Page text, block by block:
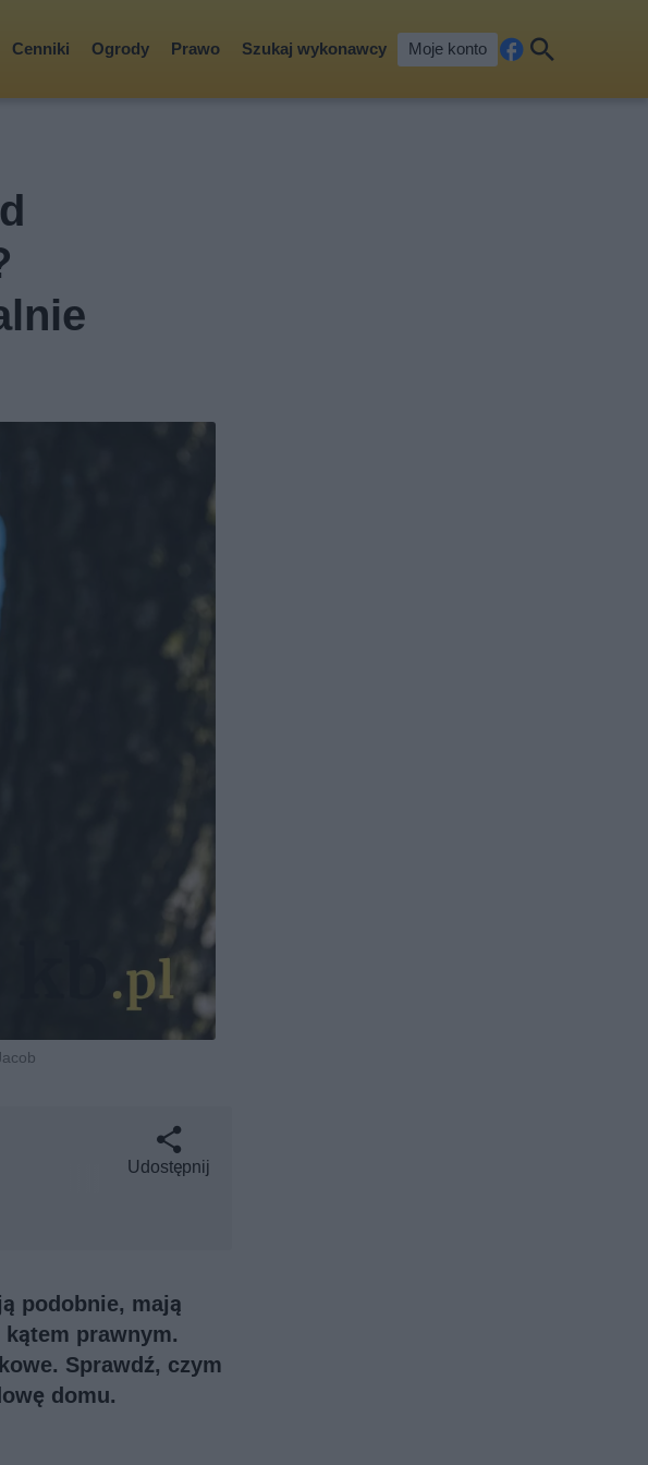
Cenniki Ogrody Prawo Szukaj wykonawcy Moje konto
cebkaj
Udostępnij
podobnie, mają
prawnym.
Sprawdź, czym
domu.